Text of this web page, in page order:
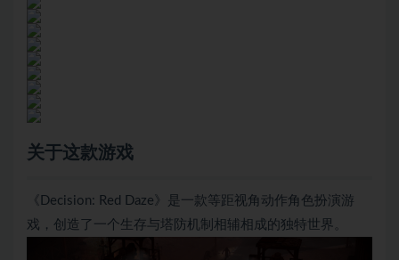
关于这款游戏
《Decision: Red Daze》是一款等距视角动作角色扮演游
戏，创造了一个生存与塔防机制相辅相成的独特世界。